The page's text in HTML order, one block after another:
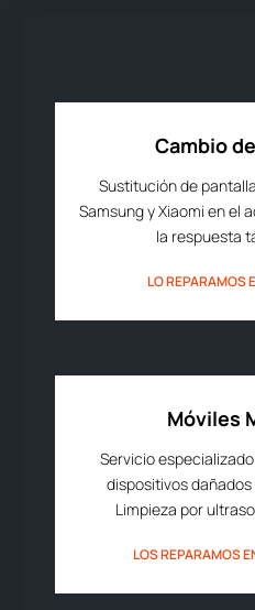
Cambio
Sustitución de
Samsung y Xiaomi en el
la respuesta
LO REPARAMOS
Móviles
Servicio
dispositivos
Limpieza por
LOS REPARAMOS